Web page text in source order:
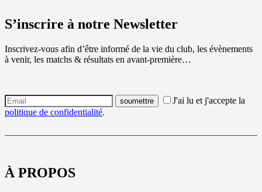
S’inscrire à notre Newsletter
Inscrivez-vous afin d’être informé de la vie du club, les évènements
à venir, les matchs & résultats en avant-première…
J'ai lu et j'accepte la
politique de confidentialité.
À PROPOS